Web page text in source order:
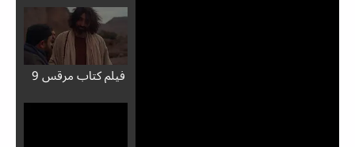
فيلم كتاب مرقس 9